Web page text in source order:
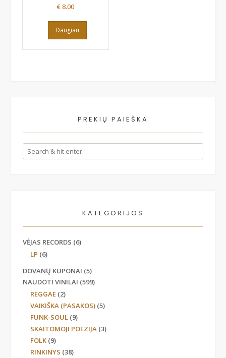
€ 8.00
Daugiau
PREKIŲ PAIEŠKA
KATEGORIJOS
VĖJAS RECORDS (6)
LP (6)
DOVANŲ KUPONAI (5)
NAUDOTI VINILAI (599)
REGGAE (2)
VAIKIŠKA (PASAKOS) (5)
FUNK-SOUL (9)
SKAITOMOJI POEZIJA (3)
FOLK (9)
RINKINYS (38)